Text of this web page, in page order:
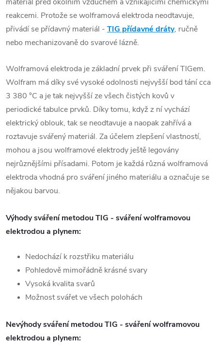
materiál před okolním vzduchem a vznikajícími chemickými
reakcemi. Protože se wolframová elektroda neodtavuje,
přivádí se přídavný materiál - TIG přídavné dráty, ručně
nebo mechanizovaně do svarové lázně.
Wolframová elektroda je základní prvek při sváření TIGem.
Wolfram má díky své vysoké odolnosti nejvyšší bod tání cca
3 380 °C a je tak nejvyšší ze všech čistých kovů v
periodické tabulce prvků. Díky tomu, když z ní vychází
elektrický oblouk, tak se neodtavuje a naopak zahřívá a
roztavuje svářený materiál. Za účelem zlepšení vlastností,
mohou a jsou wolframové elektrody ještě legovány
nejrůznějšími přísadami. Potom je každá různá wolframová
elektroda vhodná pro sváření jiného materiálu a označuje se
nějakou barvou.
Výhody sváření metodouTIG - sváření wolframovou
elektrodou a plynem:
Nedochází k rozstřiku materiálu
Pohledově mimořádně krásné svary
Vysoká kvalita svarů
Možnost svářet ve všech polohách
Nevýhody sváření metodouTIG - sváření wolframovou
elektrodou a plynem: